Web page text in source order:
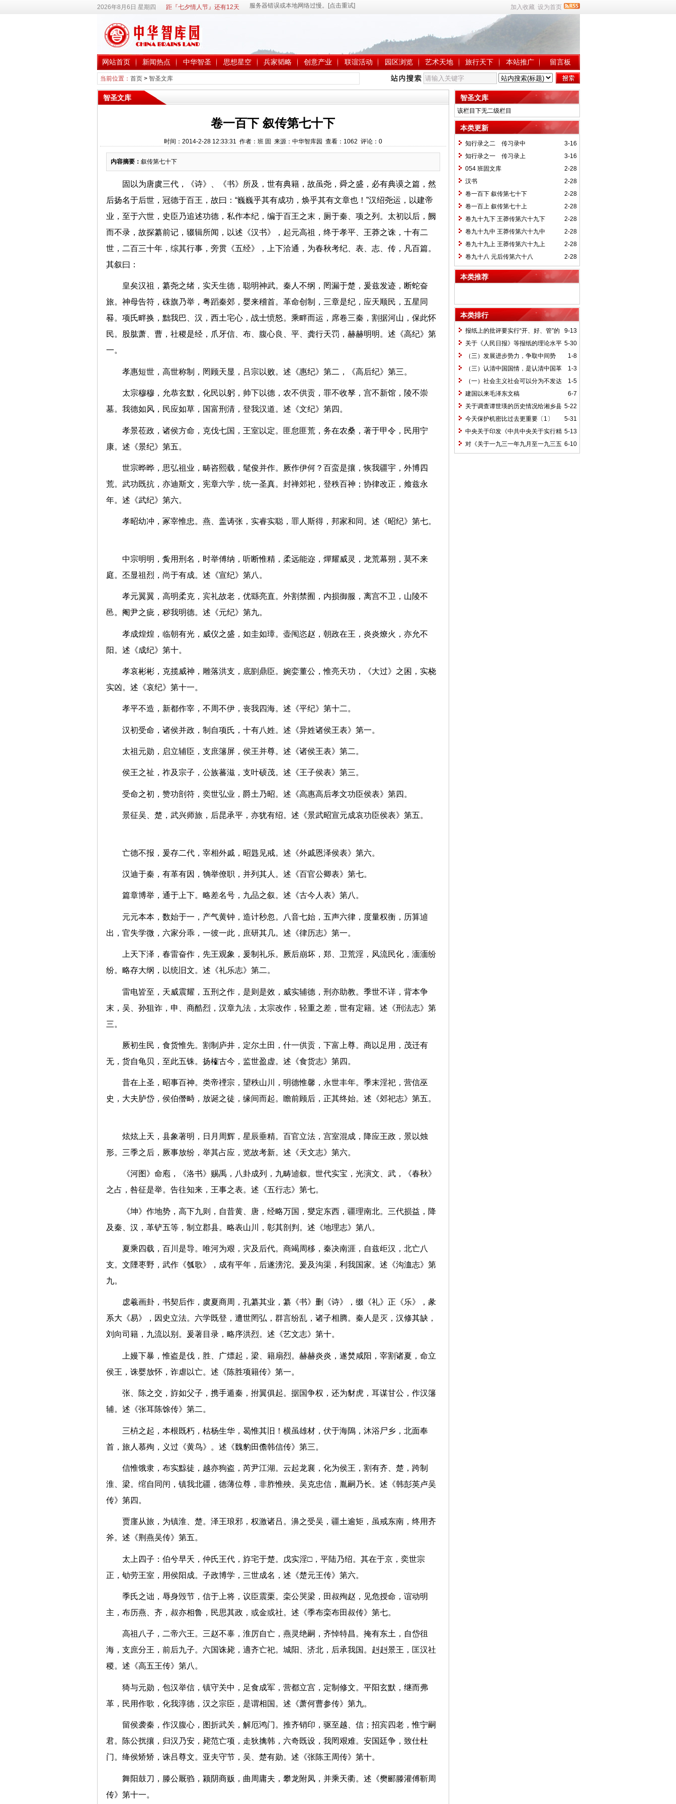
2026年8月6日 星期四 距『七夕情人节』还有12天 加入收藏 设为首页
网站首页 新闻热点 中华智圣 思想星空 兵家韬略 创意产业 联谊活动 园区浏览 艺术天地 旅行天下 本站推广 留言板
当前位置： 首页> 智圣文库
智圣文库
卷一百下 叙传第七十下
时间：2014-2-28 12:33:31 作者：班 固 来源：中华智库园 查看： 1062 评论： 0
内容摘要： 叙传第七十下
固以为唐虞三代，《诗》、《书》所及，世有典籍，故虽尧，舜之盛，必有典谟之篇，然
后扬名于后世，冠德于百王，故曰：“巍巍乎其有成功，焕乎其有文章也！”汉绍尧运，以建帝
业，至于六世，史臣乃追述功德，私作本纪，编于百王之末，厕于秦、项之列。太初以后，阙
而不录，故探纂前记，辍辑所闻，以述《汉书》，起元高祖，终于孝平、王莽之诛，十有二
世，二百三十年，综其行事，旁贯《五经》，上下洽通，为春秋考纪、表、志、传，凡百篇。
其叙曰：
皇矣汉祖，纂尧之绪，实天生德，聪明神武。秦人不纲，罔漏于楚，爰兹发迹，断蛇奋
旅。神母告符，硃旗乃举，粤蹈秦郊，婴来稽首。革命创制，三章是纪，应天顺民，五星同
晷。项氏畔换，黜我巴、汉，西土宅心，战士愤怒。乘畔而运，席卷三秦，割据河山，保此怀
民。股肱萧、曹，社稷是经，爪牙信、布、腹心良、平、龚行天罚，赫赫明明。述《高纪》第
一。
孝惠短世，高世称制，罔顾天显，吕宗以败。述《惠纪》第二，《高后纪》第三。
太宗穆穆，允恭玄默，化民以躬，帅下以德，农不供贡，罪不收孥，宫不新馆，陵不崇
墓。我德如风，民应如草，国富刑清，登我汉道。述《文纪》第四。
孝景莅政，诸侯方命，克伐七国，王室以定。匪怠匪荒，务在农桑，著于甲令，民用宁
康。述《景纪》第五。
世宗晔晔，思弘祖业，畴咨熙载，髦俊并作。厥作伊何？百蛮是攘，恢我疆宇，外博四
荒。武功既抗，亦迪斯文，宪章六学，统一圣真。封禅郊祀，登秩百神；协律改正，飨兹永
年。述《武纪》第六。
孝昭幼冲，冢宰惟忠。燕、盖诪张，实睿实聪，罪人斯得，邦家和同。述《昭纪》第七。
中宗明明，夤用刑名，时举傅纳，听断惟精，柔远能迩，燀耀威灵，龙荒幕朔，莫不来
庭。丕显祖烈，尚于有成。述《宣纪》第八。
孝元翼翼，高明柔克，宾礼故老，优繇亮直。外割禁囿，内损御服，离宫不卫，山陵不
邑。阉尹之疵，秽我明德。述《元纪》第九。
孝成煌煌，临朝有光，威仪之盛，如圭如璋。壶闱恣赵，朝政在王，炎炎燎火，亦允不
阳。述《成纪》第十。
孝哀彬彬，克揽威神，雕落洪支，底剭鼎臣。婉娈董公，惟亮天功，《大过》之困，实桡
实凶。述《哀纪》第十一。
孝平不造，新都作宰，不周不伊，丧我四海。述《平纪》第十二。
汉初受命，诸侯并政，制自项氏，十有八姓。述《异姓诸侯王表》第一。
太祖元勋，启立辅臣，支庶籓屏，侯王并尊。述《诸侯王表》第二。
侯王之祉，祚及宗子，公族蕃滋，支叶硕茂。述《王子侯表》第三。
受命之初，赞功剖符，奕世弘业，爵土乃昭。述《高惠高后孝文功臣侯表》第四。
景征吴、楚，武兴师旅，后昆承平，亦犹有绍。述《景武昭宣元成哀功臣侯表》第五。
亡德不报，爰存二代，宰相外戚，昭韪见戒。述《外戚恩泽侯表》第六。
汉迪于秦，有革有因，觕举僚职，并列其人。述《百官公卿表》第七。
篇章博举，通于上下。略差名号，九品之叙。述《古今人表》第八。
元元本本，数始于一，产气黄钟，造计秒忽。八音七始，五声六律，度量权衡，历算逌
出，官失学微，六家分乖，一彼一此，庶研其几。述《律历志》第一。
上天下泽，春雷奋作，先王观象，爰制礼乐。厥后崩坏，郑、卫荒淫，风流民化，湎湎纷
纷。略存大纲，以统旧文。述《礼乐志》第二。
雷电皆至，天威震耀，五刑之作，是则是效，威实辅德，刑亦助教。季世不详，背本争
末，吴、孙狙诈，申、商酷烈，汉章九法，太宗改作，轻重之差，世有定籍。述《刑法志》第
三。
厥初生民，食货惟先。割制庐井，定尔土田，什一供贡，下富上尊。商以足用，茂迁有
无，货自龟贝，至此五铢。扬榷古今，监世盈虚。述《食货志》第四。
昔在上圣，昭事百神。类帝禋宗，望秩山川，明德惟馨，永世丰年。季末淫祀，营信巫
史，大夫胪岱，侯伯僭畤，放诞之徒，缘间而起。瞻前顾后，正其终始。述《郊祀志》第五。
炫炫上天，县象著明，日月周辉，星辰垂精。百官立法，宫室混成，降应王政，景以烛
形。三季之后，厥事放纷，举其占应，览故考新。述《天文志》第六。
《河图》命庖，《洛书》赐禹，八卦成列，九畴逌叙。世代实宝，光演文、武，《春秋》
之占，咎征是举。告往知来，王事之表。述《五行志》第七。
《坤》作地势，高下九则，自昔黄、唐，经略万国，燮定东西，疆理南北。三代损益，降
及秦、汉，革铲五等，制立郡县。略表山川，彰其剖判。述《地理志》第八。
夏乘四载，百川是导。唯河为艰，灾及后代。商竭周移，秦决南涯，自兹歫汉，北亡八
支。文陻枣野，武作《瓠歌》，成有平年，后遂滂沱。爰及沟渠，利我国家。述《沟洫志》第
九。
虙羲画卦，书契后作，虞夏商周，孔纂其业，纂《书》删《诗》，缀《礼》正《乐》，彖
系大《易》，因史立法。六学既登，遭世罔弘，群言纷乱，诸子相腾。秦人是灭，汉修其缺，
刘向司籍，九流以别。爰著目录，略序洪烈。述《艺文志》第十。
上嫚下暴，惟盗是伐，胜、广熛起，梁、籍扇烈。赫赫炎炎，遂焚咸阳，宰割诸夏，命立
侯王，诛婴放怀，诈虐以亡。述《陈胜项籍传》第一。
张、陈之交，斿如父子，携手遁秦，拊翼俱起。据国争权，还为豺虎，耳谋甘公，作汉籓
辅。述《张耳陈馀传》第二。
三枿之起，本根既朽，枯杨生华，曷惟其旧！横虽雄材，伏于海隝，沐浴尸乡，北面奉
首，旅人慕殉，义过《黄鸟》。述《魏豹田儋韩信传》第三。
信惟饿隶，布实黥徒，越亦狗盗，芮尹江湖。云起龙襄，化为侯王，割有齐、楚，跨制
淮、梁。绾自同闬，镇我北疆，德薄位尊，非胙惟殃。吴克忠信，胤嗣乃长。述《韩彭英卢吴
传》第四。
贾廑从旅，为镇淮、楚。泽王琅邪，权激诸吕。濞之受吴，疆土逾矩，虽戒东南，终用齐
斧。述《荆燕吴传》第五。
太上四子：伯兮早夭，仲氏王代，斿宅于楚。戊实淫□，平陆乃绍。其在于京，奕世宗
正，劬劳王室，用侯阳成。子政博学，三世成名，述《楚元王传》第六。
季氏之诎，辱身毁节，信于上将，议臣震栗。栾公哭梁，田叔殉赵，见危授命，谊动明
主，布历燕、齐，叔亦相鲁，民思其政，或金或社。述《季布栾布田叔传》第七。
高祖八子，二帝六王。三赵不辜，淮厉自亡，燕灵绝嗣，齐悼特昌。掩有东土，自岱徂
海，支庶分王，前后九子。六国诛毙，適齐亡祀。城阳、济北，后承我国。赳赳景王，匡汉社
稷。述《高五王传》第八。
猗与元勋，包汉举信，镇守关中，足食成军，营都立宫，定制修文。平阳玄默，继而弗
革，民用作歌，化我淳德，汉之宗臣，是谓相国。述《萧何曹参传》第九。
留侯袭秦，作汉腹心，图折武关，解厄鸿门。推齐销印，驱至越、信；招宾四老，惟宁嗣
君。陈公扰攘，归汉乃安，毙范亡项，走狄擒韩，六奇既设，我罔艰难。安国廷争，致仕杜
门。绛侯矫矫，诛吕尊文。亚夫守节，吴、楚有勋。述《张陈王周传》第十。
舞阳鼓刀，滕公厩驺，颍阴商贩，曲周庸夫，攀龙附凤，并乘天衢。述《樊郦滕灌傅靳周
传》第十一。
智圣文库
该栏目下无二级栏目
本类更新
3-16
知行录之二 传习录中
3-16
知行录之一 传习录上
2-28
054 班固文库
2-28
汉书
2-28
卷一百下 叙传第七十下
2-28
卷一百上 叙传第七十上
2-28
卷九十九下 王莽传第六十九下
2-28
卷九十九中 王莽传第六十九中
2-28
卷九十九上 王莽传第六十九上
2-28
卷九十八 元后传第六十八
本类推荐
本类排行
9-13
报纸上的批评要实行“开、好、管”的
方针*
5-30
关于《人民日报》等报纸的理论水平
的批语〔1〕
1-8
（三）发展进步势力，争取中间势
力，孤立顽固势力
1-3
（三）认清中国国情，是认清中国革
命一切问题的基本依据
1-5
（一）社会主义社会可以分为不发达
和比较发达两个阶段
6-7
建国以来毛泽东文稿
5-22
关于调查谭世瑛的历史情况给湘乡县
委的信和给谭世瑛的复信
5-31
今天保护机密比过去更重要〔1〕
5-13
中央关于印发《中共中央关于实行精
兵简政、增产节约、反对贪污、反对浪费
和反对官僚主义的决定》的通知和毛泽东
6-10
对《关于一九三一年九月至一九三五